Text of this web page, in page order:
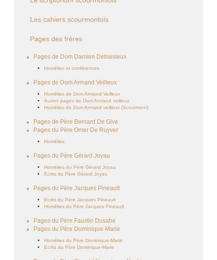
Les cahiers scourmontois
Pages des frères
Pages de Dom Damien Debaisieux
Homélies et conférences
Pages de Dom Armand Veilleux
Homélies de Dom Armand Veilleux
Autres pages de Dom Armand veilleux
Homélies de Dom Armand veilleux (Scourmont)
Pages de Père Bernard De Give
Pages du Père Omer De Ruyver
Homélies
Pages du Père Gérard Joyau
Homélies du Père Gérard Joyau
Ecrits du Père Gérard Joyau
Pages du Père Jacques Pineault
Ecrits du Père Jacques Pineault
Homélies du Père Jacques Pineault
Pages du Père Faustin Dusabe
Pages du Père Dominique-Marie
Homélies du Père Dominique-Marie
Ecrits du Père Dominique-Marie